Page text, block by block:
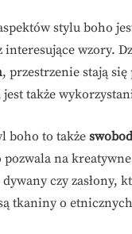
stylu boho
wzory.
, przestrzenie stają
także
boho to także
na
czy zasłony,
tkaniny o